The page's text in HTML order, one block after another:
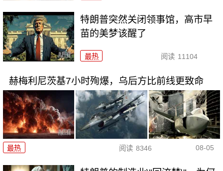
特朗普突然关闭领事馆，高市早
苗的美梦该醒了
最热 阅读 11104
赫梅利尼茨基7小时殉爆，乌后方比前线更致命
最热 阅读 8346 08-05